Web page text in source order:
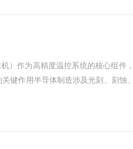
）作为高精度温控系统的核心组件
键作用半导体制造涉及光刻、刻蚀